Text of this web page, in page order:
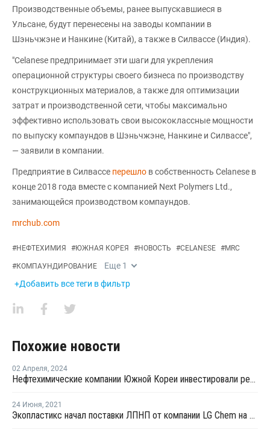
Производственные объемы, ранее выпускавшиеся в
Ульсане, будут перенесены на заводы компании в
Шэньчжэне и Нанкине (Китай), а также в Силвассе (Индия).
"Celanese предпринимает эти шаги для укрепления
операционной структуры своего бизнеса по производству
конструкционных материалов, а также для оптимизации
затрат и производственной сети, чтобы максимально
эффективно использовать свои высококлассные мощности
по выпуску компаундов в Шэньчжэне, Нанкине и Силвассе",
— заявили в компании.
Предприятие в Силвассе перешло в собственность Celanese в
конце 2018 года вместе с компанией Next Polymers Ltd.,
занимающейся производством компаундов.
mrchub.com
#НЕФТЕХИМИЯ #ЮЖНАЯ КОРЕЯ #НОВОСТЬ #CELANESE #MRC
#КОМПАУНДИРОВАНИЕ Еще 1
+Добавить все теги в фильтр
Похожие новости
02 Апреля, 2024
Нефтехимические компании Южной Кореи инвестировали рекордные суммы в исследования и разработки
24 Июня, 2021
Экопластикс начал поставки ЛПНП от компании LG Chem на российский рынок